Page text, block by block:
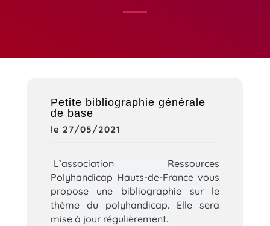
Petite bibliographie générale
de base
le 27/05/2021
L’association Ressources
Polyhandicap Hauts-de-France vous
propose une bibliographie sur le
thème du polyhandicap. Elle sera
mise à jour régulièrement.